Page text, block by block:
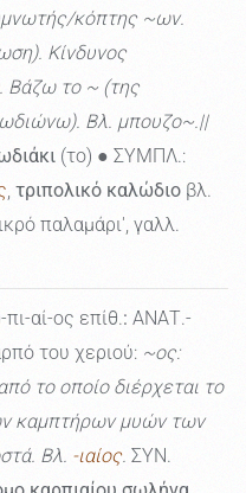
κόπτης ~ων.
Κίνδυνος
Βάζω το ~ (της
Βλ. μπουζο~.||
(το) ● ΣΥΜΠΛ.:
, τριπολικό καλώδιο βλ.
παλαμάρι', γαλλ.
αί-ος επίθ.: ΑΝΑΤ.-
του χεριού: ~ος:
το οποίο διέρχεται το
καμπτήρων μυών των
Βλ. -ιαίος. ΣΥΝ.